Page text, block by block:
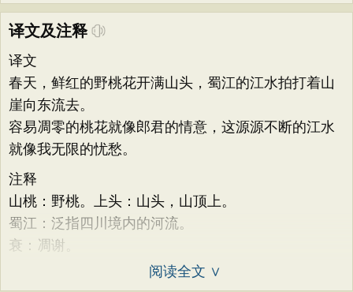
译文及注释
译文
春天，鲜红的野桃花开满山头，蜀江的江水拍打着山
崖向东流去。
容易凋零的桃花就像郎君的情意，这源源不断的江水
就像我无限的忧愁。
注释
山桃：野桃。上头：山头，山顶上。
蜀江：泛指四川境内的河流。
衰：凋谢。
阅读全文 ∨